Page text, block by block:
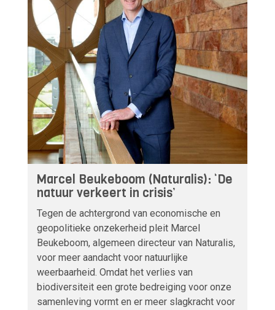
Marcel Beukeboom (Naturalis): ‘De
natuur verkeert in crisis’
Tegen de achtergrond van economische en
geopolitieke onzekerheid pleit Marcel
Beukeboom, algemeen directeur van Naturalis,
voor meer aandacht voor natuurlijke
weerbaarheid. Omdat het verlies van
biodiversiteit een grote bedreiging voor onze
samenleving vormt en er meer slagkracht voor